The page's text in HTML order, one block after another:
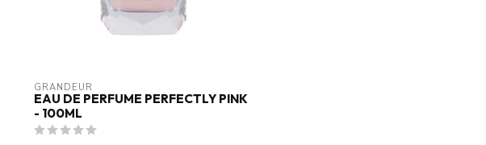
GRANDEUR
EAU DE PERFUME PERFECTLY PINK
- 100ML